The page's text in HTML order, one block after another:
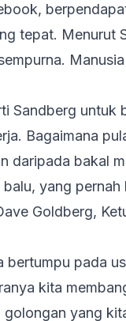
tepat. Menurut
Sandberg untuk
Bagaimana
daripada bakal
yang
Goldberg,
pada
kita
yang